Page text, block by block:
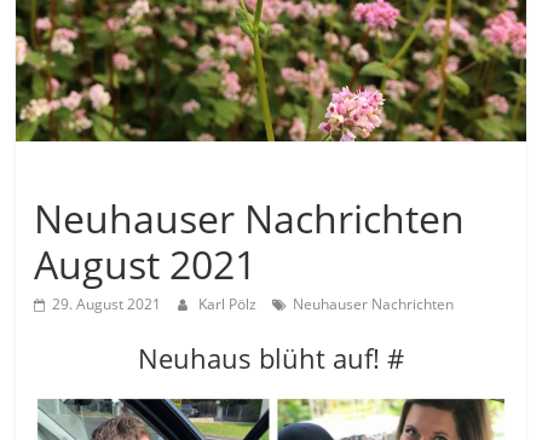
Neuhauser Nachrichten
August 2021
29. August 2021 Karl Pölz Neuhauser Nachrichten
Neuhaus blüht auf! #